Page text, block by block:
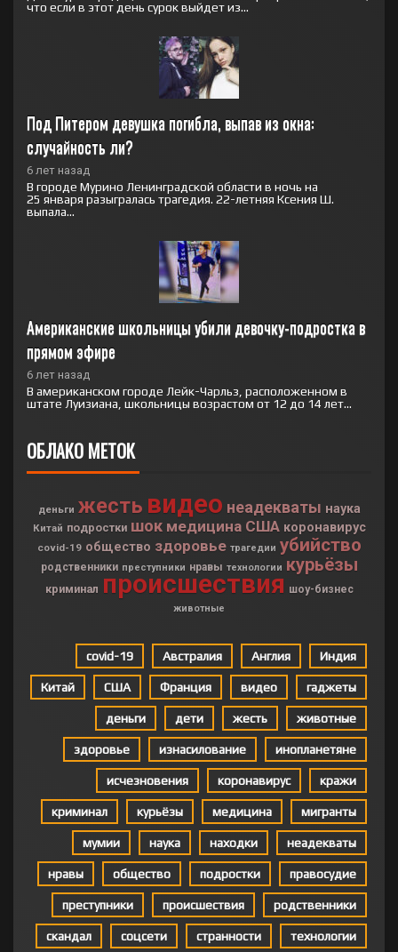
что если в этот день сурок выйдет из...
Под Питером девушка погибла, выпав из окна:
случайность ли?
6 лет назад
В городе Мурино Ленинградской области в ночь на
25 января разыгралась трагедия. 22-летняя Ксения Ш.
выпала...
Американские школьницы убили девочку-подростка в
прямом эфире
6 лет назад
В американском городе Лейк-Чарльз, расположенном в
штате Луизиана, школьницы возрастом от 12 до 14 лет...
ОБЛАКО МЕТОК
деньги жесть видео неадекваты наука
Китай подростки шок медицина США коронавирус
covid-19 общество здоровье трагедии убийство
родственники преступники нравы технологии курьёзы
криминал происшествия шоу-бизнес
животные
covid-19 Австралия Англия Индия
Китай США Франция видео гаджеты
деньги дети жесть животные
здоровье изнасилование инопланетяне
исчезновения коронавирус кражи
криминал курьёзы медицина мигранты
мумии наука находки неадекваты
нравы общество подростки правосудие
преступники происшествия родственники
скандал соцсети странности технологии